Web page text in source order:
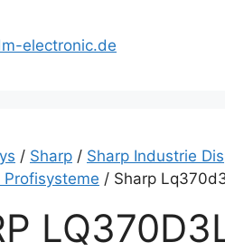
/ Sharp / Sharp Industrie
/ Sharp